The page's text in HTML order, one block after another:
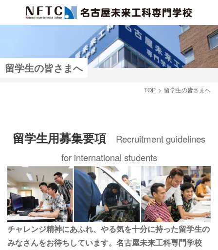
留学生の皆さまへ
TOP 留学生の皆さまへ
留学生用募集要項
Recruitment guidelines
for international students
チャレンジ精神にあふれ、やる気を十分に持った留学生の
みなさんをお待ちしています。名古屋未来工科専門学校